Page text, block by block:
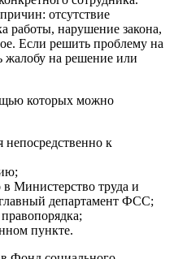
отсутствие
работы, нарушение закона,
Если решить проблему на
на решение или
которых можно
непосредственно к
в Министерство труда и
департамент ФСС;
пункте.